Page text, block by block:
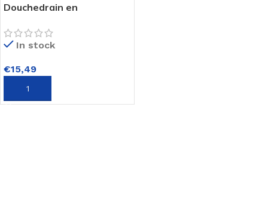
Douchedrain en
componenten epoxy 50ml
In stock
€15,49